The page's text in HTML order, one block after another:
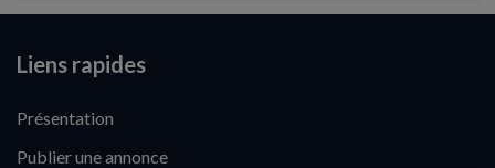
Liens rapides
Présentation
Publier une annonce